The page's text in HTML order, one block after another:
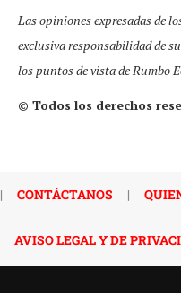
Las opiniones expresadas de
exclusiva responsabilidad de
los puntos de vista de Rumbo
© Todos los derechos
| CONTÁCTANOS |
AVISO LEGAL Y DE